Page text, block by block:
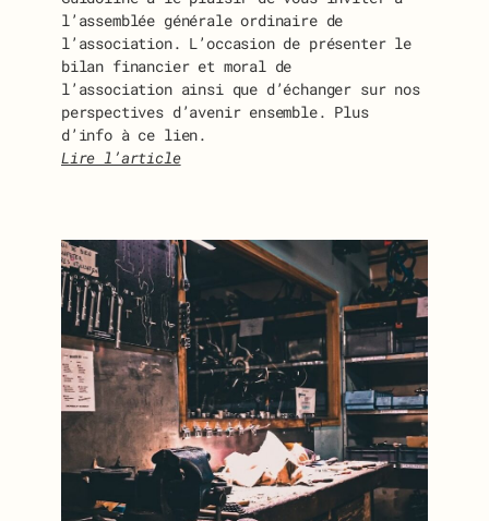
l’assemblée générale ordinaire de
l’association. L’occasion de présenter le
bilan financier et moral de
l’association ainsi que d’échanger sur nos
perspectives d’avenir ensemble. Plus
d’info à ce lien.
Lire l’article
V
I
T
A
T
I
O
N
À
L
’